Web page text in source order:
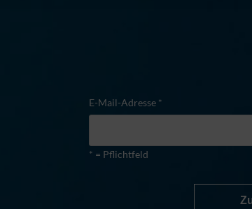
E-Mail-Adresse *
* = Pflichtfeld